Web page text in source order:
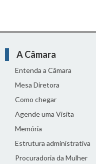
A Câmara
Entenda a Câmara
Mesa Diretora
Como chegar
Agende uma Visita
Memória
Estrutura administrativa
Procuradoria da Mulher